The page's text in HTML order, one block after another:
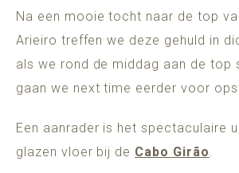
Na een mooie tocht naar de top
Arieiro treffen we deze gehuld in
als we rond de middag aan de top
gaan we next time eerder voor
Een aanrader is het spectaculaire
glazen vloer bij de Cabo Girão